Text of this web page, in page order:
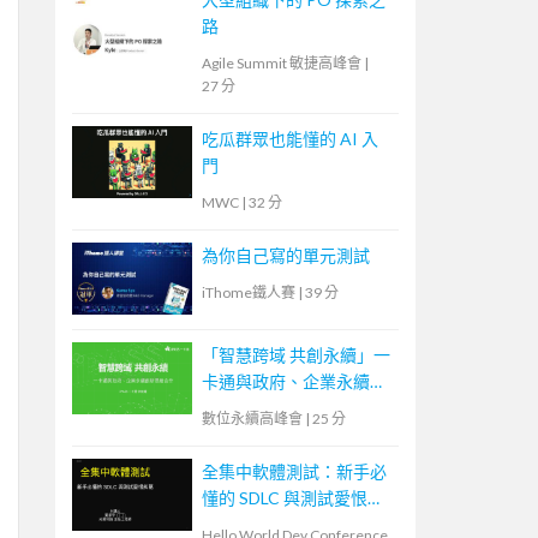
路
Agile Summit 敏捷高峰會 |
27 分
吃瓜群眾也能懂的 AI 入
門
MWC | 32 分
為你自己寫的單元測試
iThome鐵人賽 | 39 分
「智慧跨域 共創永續」一
卡通與政府、企業永續創
新思維合作
數位永續高峰會 | 25 分
全集中軟體測試：新手必
懂的 SDLC 與測試愛恨糾